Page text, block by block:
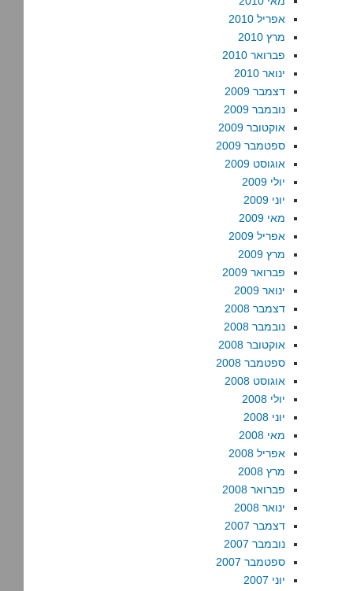
אפריל 2010
מרץ 2010
פברואר 2010
ינואר 2010
דצמבר 2009
נובמבר 2009
אוקטובר 2009
ספטמבר 2009
אוגוסט 2009
יולי 2009
יוני 2009
מאי 2009
אפריל 2009
מרץ 2009
פברואר 2009
ינואר 2009
דצמבר 2008
נובמבר 2008
אוקטובר 2008
ספטמבר 2008
אוגוסט 2008
יולי 2008
יוני 2008
מאי 2008
אפריל 2008
מרץ 2008
פברואר 2008
ינואר 2008
דצמבר 2007
נובמבר 2007
ספטמבר 2007
יוני 2007